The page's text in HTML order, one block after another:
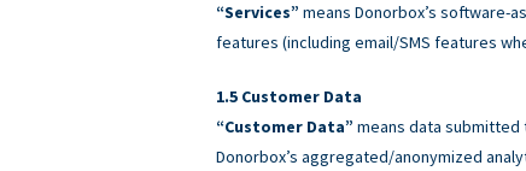
“Services” means Donorbox’s software-
features (including email/SMS features
Customer Data
“Customer Data” means data submitted
Donorbox’s aggregated/anonymized